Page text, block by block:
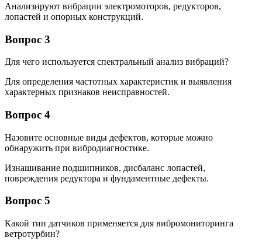
Анализируют вибрации электромоторов, редукторов,
лопастей и опорных конструкций.
Вопрос 3
Для чего используется спектральный анализ вибраций?
Для определения частотных характеристик и выявления
характерных признаков неисправностей.
Вопрос 4
Назовите основные виды дефектов, которые можно
обнаружить при вибродиагностике.
Изнашивание подшипников, дисбаланс лопастей,
повреждения редуктора и фундаментные дефекты.
Вопрос 5
Какой тип датчиков применяется для вибромониторинга
ветротурбин?